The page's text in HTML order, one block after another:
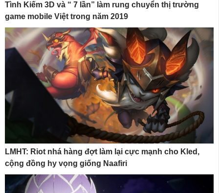
Tình Kiếm 3D và “ 7 lần” làm rung chuyển thị trường
game mobile Việt trong năm 2019
LMHT: Riot nhá hàng đợt làm lại cực mạnh cho Kled,
cộng đồng hy vọng giống Naafiri